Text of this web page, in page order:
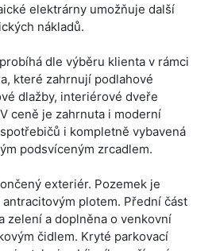
elektrárny umožňuje další
nákladů.
dle výběru klienta v rámci
které zahrnují podlahové
dlažby, interiérové dveře
ceně je zahrnuta i moderní
i kompletně vybavená
podsvíceným zrcadlem.
exteriér. Pozemek je
plotem. Přední část
zelení a doplněna o venkovní
čidlem. Kryté parkovací